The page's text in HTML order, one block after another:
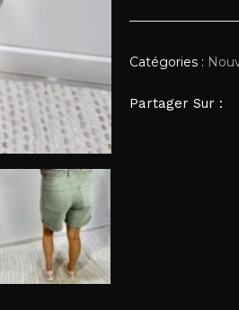
Catégories :
Partager Sur :